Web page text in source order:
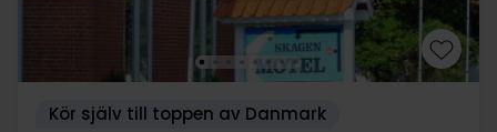
Kör själv till toppen av Danmark